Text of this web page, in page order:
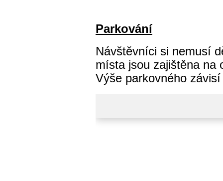
Parkování
Návštěvníci si nemusí
místa jsou zajištěna na
Výše parkovného